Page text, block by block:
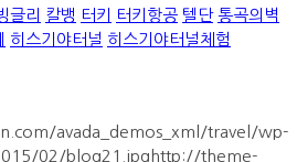
글리 칼뱅 터키 터키항공 텔단 통곡의벽
히스기야터널 히스기야터널체험
avada_demos_xml/travel/wp-
02/blog21.jpghttp://theme-